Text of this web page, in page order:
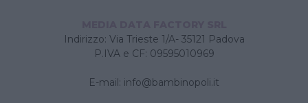
Indirizzo: Via Trieste 1/A- 35121 Padova
P.IVA e CF: 09595010969
E-mail: info@bambinopoli.it